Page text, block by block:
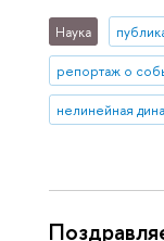
Наука
репортаж о
нелинейная